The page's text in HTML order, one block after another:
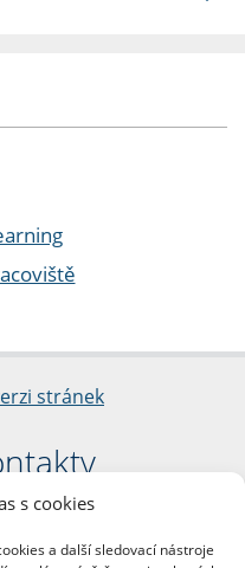
s cookies
a další sledovací nástroje
stránek
1/2